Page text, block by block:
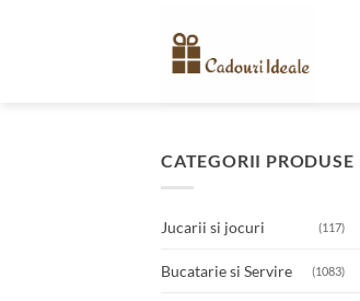
CATEGORII PRODUSE
Jucarii si jocuri (117)
Bucatarie si Servire (1083)